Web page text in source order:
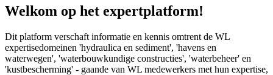
Welkom op het expertplatform!
Dit platform verschaft informatie en kennis omtrent de WL
expertisedomeinen 'hydraulica en sediment', 'havens en
waterwegen', 'waterbouwkundige constructies', 'waterbeheer' en
'kustbescherming' - gaande van WL medewerkers met hun expertise,